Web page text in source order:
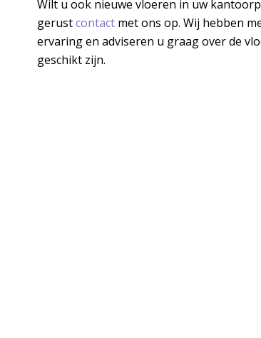
Wilt u ook nieuwe vloeren in uw
gerustcontactmet ons op. Wij hebben
ervaring en adviseren u graag over de
geschikt zijn.